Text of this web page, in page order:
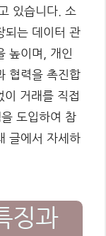
있습니다. 소
되는 데이터 관
높이며, 개인
협력을 촉진합
이 거래를 직접
도입하여 참
글에서 자세하
징과